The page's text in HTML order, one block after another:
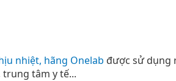
nhiệt, hãng Onelab được sử dụng
tâm y tế...